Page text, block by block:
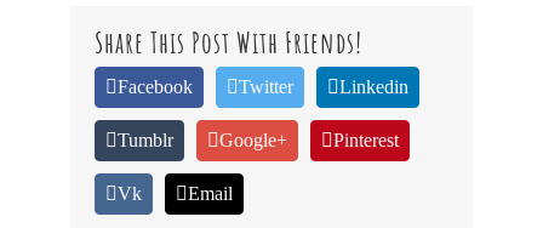
Share This Post With Friends!
Facebook Twitter Linkedin
Tumblr Google+ Pinterest
Vk Email